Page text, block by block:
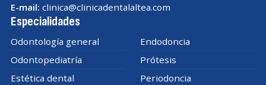
E-mail: clinica@clinicadentalaltea.com
Especialidades
Odontología general
Endodoncia
Odontopediatría
Prótesis
Estética dental
Periodoncia